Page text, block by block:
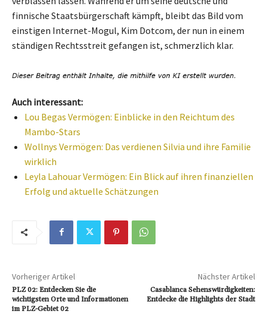
finnische Staatsbürgerschaft kämpft, bleibt das Bild vom
einstigen Internet-Mogul, Kim Dotcom, der nun in einem
ständigen Rechtsstreit gefangen ist, schmerzlich klar.
Auch interessant:
Lou Begas Vermögen: Einblicke in den Reichtum des
Mambo-Stars
Wollnys Vermögen: Das verdienen Silvia und ihre Familie
wirklich
Leyla Lahouar Vermögen: Ein Blick auf ihren finanziellen
Erfolg und aktuelle Schätzungen
Vorheriger Artikel
PLZ 02: Entdecken Sie die
wichtigsten Orte und Informationen
im PLZ-Gebiet 02
Nächster Artikel
Casablanca Sehenswürdigkeiten:
Entdecke die Highlights der Stadt